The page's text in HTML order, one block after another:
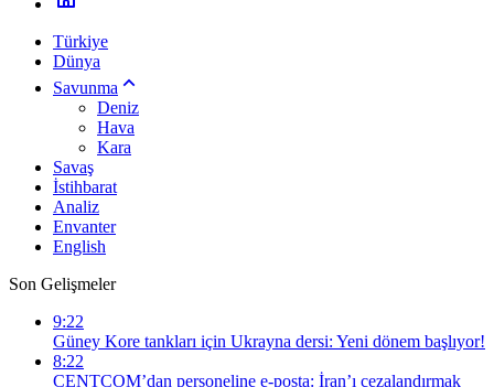
Türkiye
Dünya
Savunma
Deniz
Hava
Kara
Savaş
İstihbarat
Analiz
Envanter
English
Son Gelişmeler
9:22
Güney Kore tankları için Ukrayna dersi: Yeni dönem başlıyor!
8:22
CENTCOM’dan personeline e-posta: İran’ı cezalandırmak